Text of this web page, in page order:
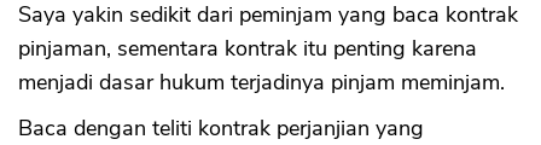
Saya yakin sedikit dari peminjam yang baca kontrak
pinjaman, sementara kontrak itu penting karena
menjadi dasar hukum terjadinya pinjam meminjam.
Baca dengan teliti kontrak perjanjian yang